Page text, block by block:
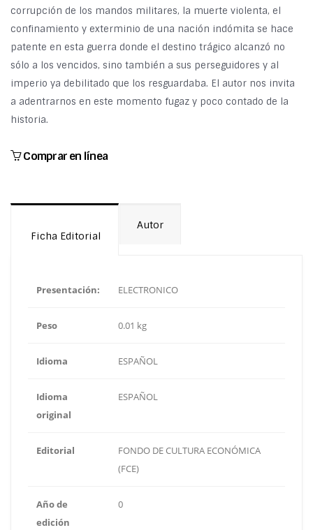
corrupción de los mandos militares, la muerte violenta, el
confinamiento y exterminio de una nación indómita se hace
patente en esta guerra donde el destino trágico alcanzó no
sólo a los vencidos, sino también a sus perseguidores y al
imperio ya debilitado que los resguardaba. El autor nos invita
a adentrarnos en este momento fugaz y poco contado de la
historia.
Comprar en línea
Ficha Editorial
Autor
Presentación: ELECTRONICO
Peso 0.01 kg
Idioma ESPAÑOL
Idioma
original
ESPAÑOL
Editorial
FONDO DE CULTURA ECONÓMICA
(FCE)
Año de
edición
0